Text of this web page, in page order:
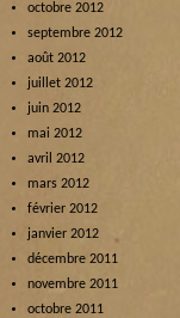
octobre 2012
septembre 2012
août 2012
juillet 2012
juin 2012
mai 2012
avril 2012
mars 2012
février 2012
janvier 2012
décembre 2011
novembre 2011
octobre 2011